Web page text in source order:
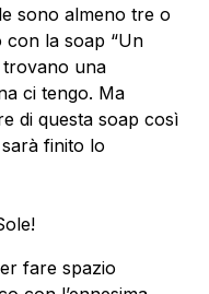
sono almeno tre o
con la soap “Un
trovano una
ci tengo. Ma
di questa soap così
finito lo
fare spazio